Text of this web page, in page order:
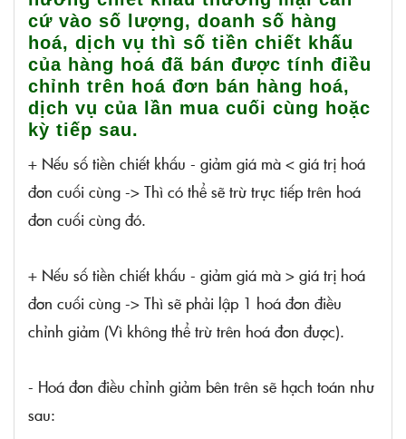
cứ vào số lượng, doanh số hàng
hoá, dịch vụ thì số tiền chiết khấu
của hàng hoá đã bán được tính điều
chỉnh trên hoá đơn bán hàng hoá,
dịch vụ của lần mua cuối cùng hoặc
kỳ tiếp sau.
+ Nếu số tiền chiết khấu - giảm giá mà < giá trị hoá
đơn cuối cùng -> Thì có thể sẽ trừ trực tiếp trên hoá
đơn cuối cùng đó.
+ Nếu số tiền chiết khấu - giảm giá mà > giá trị hoá
đơn cuối cùng -> Thì sẽ phải lập 1 hoá đơn điều
chỉnh giảm (Vì không thể trừ trên hoá đơn được).
- Hoá đơn điều chỉnh giảm bên trên sẽ hạch toán như
sau: